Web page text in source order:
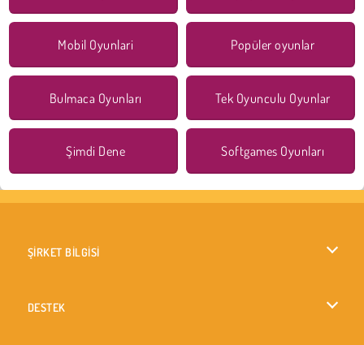
Mobil Oyunlari Popüler oyunlar
Bulmaca Oyunları Tek Oyunculu Oyunlar
Şimdi Dene Softgames Oyunları
ŞİRKET BİLGİSİ
DESTEK